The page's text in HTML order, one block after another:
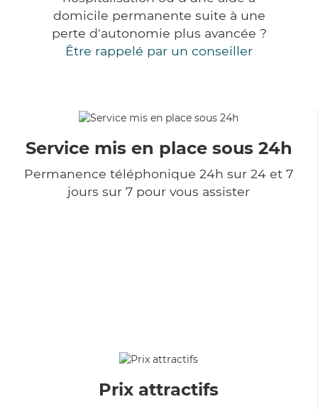
domicile permanente suite à une
perte d'autonomie plus avancée ?
Être rappelé par un conseiller
Service mis en place sous 24h
Permanence téléphonique 24h sur 24 et 7
jours sur 7 pour vous assister
Prix attractifs